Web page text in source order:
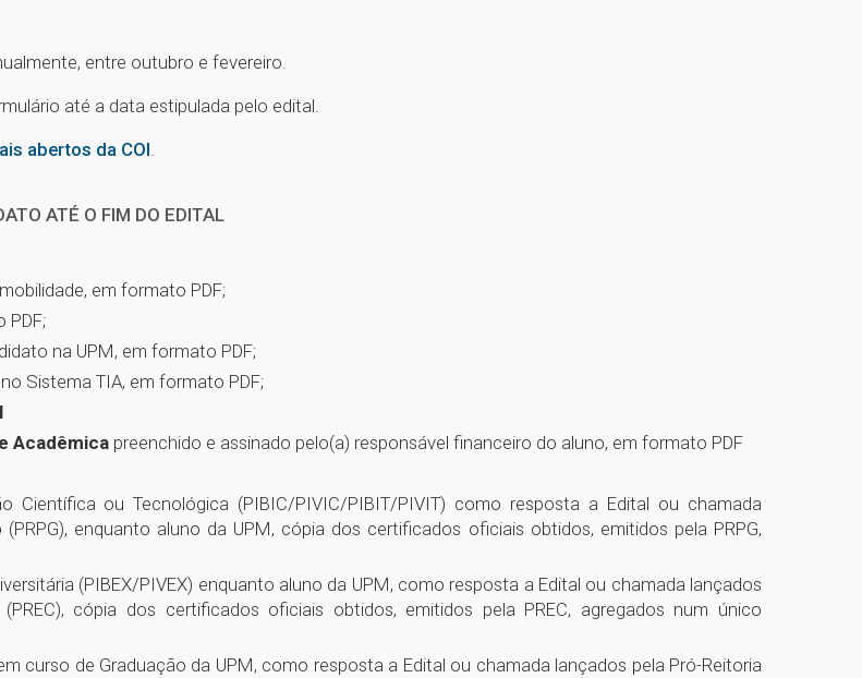
entre outubro e fevereiro.
até a data estipulada pelo edital.
abertos da COI.
ATÉ O FIM DO EDITAL
em formato PDF;
PDF;
na UPM, em formato PDF;
Sistema TIA, em formato PDF;
Acadêmica preenchido e assinado pelo(a) responsável financeiro do aluno, em formato PDF
Científica ou Tecnológica (PIBIC/PIVIC/PIBIT/PIVIT) como resposta a Edital ou chamada
enquanto aluno da UPM, cópia dos certificados oficiais obtidos, emitidos pela PRPG,
(PIBEX/PIVEX) enquanto aluno da UPM, como resposta a Edital ou chamada lançados
cópia dos certificados oficiais obtidos, emitidos pela PREC, agregados num único
curso de Graduação da UPM, como resposta a Edital ou chamada lançados pela Pró-Reitoria